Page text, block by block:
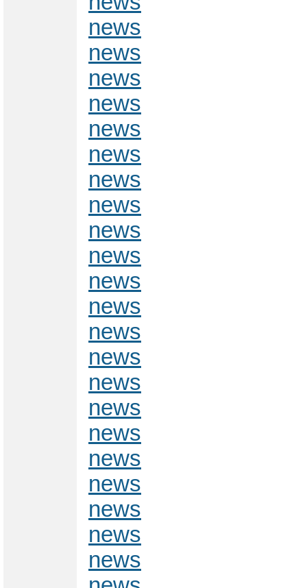
news
news
news
news
news
news
news
news
news
news
news
news
news
news
news
news
news
news
news
news
news
news